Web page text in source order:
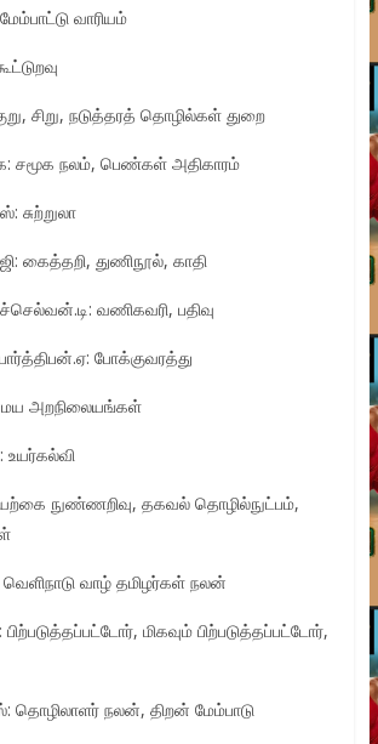
வாரியம்
சிறு, நடுத்தரத் தொழில்கள் துறை
சமூக நலம், பெண்கள் அதிகாரம்
சுற்றுலா
கைத்தறி, துணிநூல், காதி
வணிகவரி, பதிவு
போக்குவரத்து
அறநிலையங்கள்
உயர்கல்வி
நுண்ணறிவு, தகவல் தொழில்நுட்பம்,
வாழ் தமிழர்கள் நலன்
பிற்படுத்தப்பட்டோர், மிகவும் பிற்படுத்தப்பட்டோர்,
தொழிலாளர் நலன், திறன் மேம்பாடு